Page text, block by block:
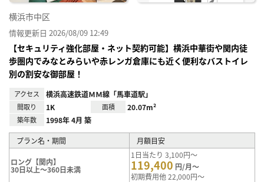
横浜市中区
情報更新日 2026/08/09 12:49
【セキュリティ強化部屋・ネット契約可能】横浜中華街や関内徒
歩圏内でみなとみらいや赤レンガ倉庫にも近く便利なバストイレ
別の割安な御部屋！
アクセス 横浜高速鉄道ＭＭ線「馬車道駅」
間取り 1K 面積 20.07m²
築年数 1998年 4月 築
プラン名・期間 月額目安
ロング【関内】
30日以上～360日未満
1日当たり 3,100円～
119,400 円/月～
初期費用他 22,000円～